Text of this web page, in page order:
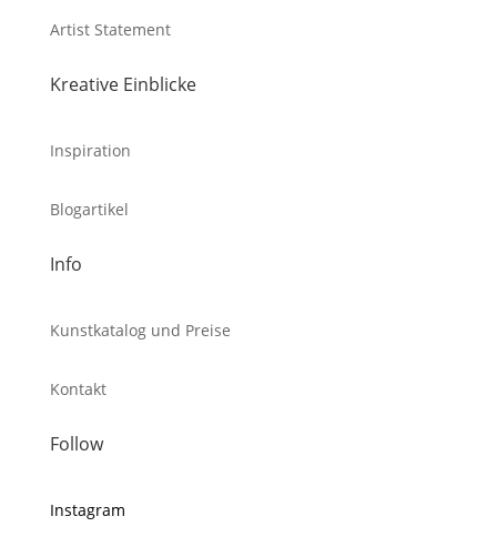
Artist Statement
Kreative Einblicke
Inspiration
Blogartikel
Info
Kunstkatalog und Preise
Kontakt
Follow
Instagram